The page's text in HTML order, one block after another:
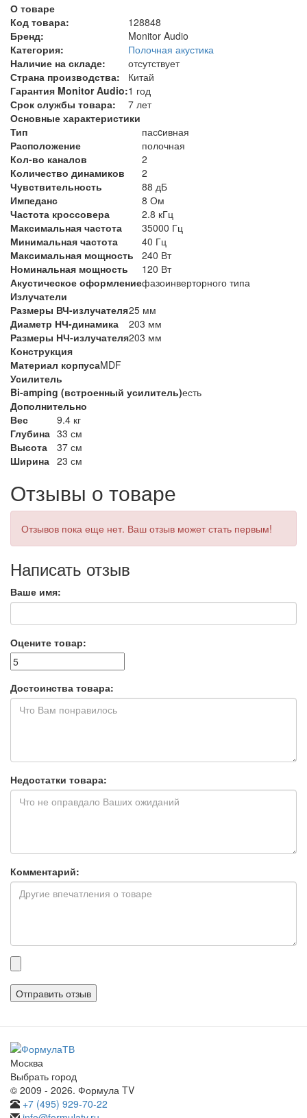
О товаре
Код товара:
128848
Бренд:
Monitor Audio
Категория:
Полочная акустика
Наличие на складе:
отсутствует
Страна производства:
Китай
Гарантия Monitor Audio:1 год
Срок службы товара:
7 лет
Основные характеристики
Тип
пасcивная
Расположение
полочная
Кол-во каналов
2
Количество динамиков
2
Чувствительность
88 дБ
Импеданс
8 Ом
Частота кроссовера
2.8 кГц
Максимальная частота
35000 Гц
Минимальная частота
40 Гц
Максимальная мощность
240 Вт
Номинальная мощность
120 Вт
Акустическое оформлениефазоинверторного типа
Излучатели
Размеры ВЧ-излучателя25 мм
Диаметр НЧ-динамика
203 мм
Размеры НЧ-излучателя203 мм
Конструкция
Материал корпусаMDF
Усилитель
Bi-amping (встроенный усилитель)есть
Дополнительно
Вес
9.4 кг
Глубина 33 см
Высота
37 см
Ширина 23 см
Отзывы о товаре
Отзывов пока еще нет. Ваш отзыв может стать первым!
Написать отзыв
Ваше имя:
Оцените товар:
Достоинства товара:
Недостатки товара:
Комментарий:
Прикрепленные
файлы
Москва
Выбрать город
© 2009 - 2026. Формула TV
+7 (495) 929-70-22